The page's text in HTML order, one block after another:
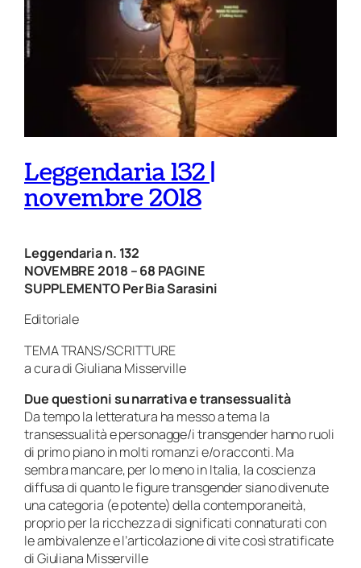
Leggendaria 132 |
novembre 2018
Leggendaria n. 132
NOVEMBRE 2018 – 68 PAGINE
SUPPLEMENTO Per Bia Sarasini
Editoriale
TEMA TRANS/SCRITTURE
a cura di Giuliana Misserville
Due questioni su narrativa e transessualità
Da tempo la letteratura ha messo a tema la
transessualità e personagge/i transgender hanno ruoli
di primo piano in molti romanzi e/o racconti. Ma
sembra mancare, per lo meno in Italia, la coscienza
diffusadi quanto le figure transgender siano divenute
una categoria (e potente) della contemporaneità,
proprio per la ricchezza di significati connaturati con
le ambivalenze e l’articolazione di vite così stratificate
di Giuliana Misserville